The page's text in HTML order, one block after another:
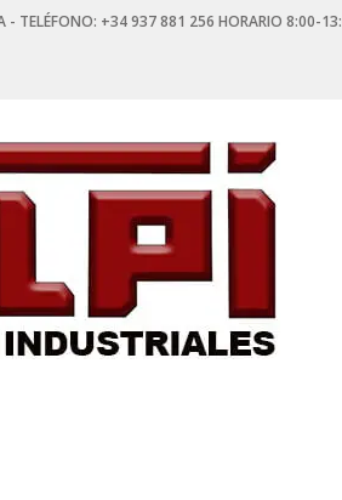
TELÉFONO: +34 937 881 256 HORARIO 8:00-